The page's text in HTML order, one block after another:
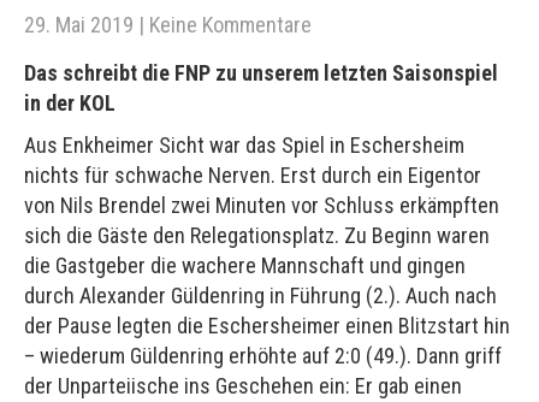
29. Mai 2019 | Keine Kommentare
Das schreibt die FNP zu unserem letzten Saisonspiel
in der KOL
Aus Enkheimer Sicht war das Spiel in Eschersheim
nichts für schwache Nerven. Erst durch ein Eigentor
von Nils Brendel zwei Minuten vor Schluss erkämpften
sich die Gäste den Relegationsplatz. Zu Beginn waren
die Gastgeber die wachere Mannschaft und gingen
durch Alexander Güldenring in Führung (2.). Auch nach
der Pause legten die Eschersheimer einen Blitzstart hin
– wiederum Güldenring erhöhte auf 2:0 (49.). Dann griff
der Unparteiische ins Geschehen ein: Er gab einen